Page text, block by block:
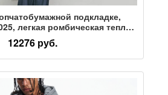
подкладке,
легкая ромбическая теплая
шелковицы тутового цвета,
женская одежда
12276 руб.